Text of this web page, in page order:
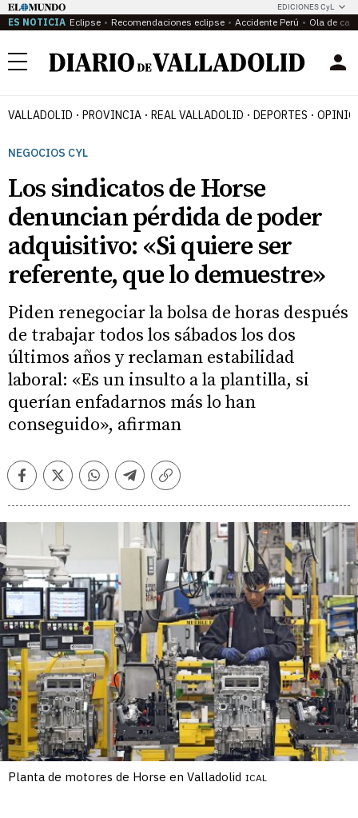
EDICIONES CyL
ES NOTICIA Eclipse Recomendaciones eclipse Accidente Perú Ola de
Menú
VALLADOLID PROVINCIA REAL VALLADOLID DEPORTES
NEGOCIOS CYL
Los sindicatos de Horse
denuncian pérdida de poder
adquisitivo: «Si quiere ser
referente, que lo demuestre»
Piden renegociar la bolsa de horas después
de trabajar todos los sábados los dos
últimos años y reclaman estabilidad
laboral: «Es un insulto a la plantilla, si
querían enfadarnos más lo han
conseguido», afirman
FacebookTwitterWhatsappTelegramCopiar
Planta de motores de Horse en Valladolid ICAL